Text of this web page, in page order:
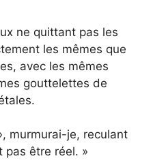
ne quittant pas les
les mêmes que
avec les mêmes
gouttelettes de
murmurai-je, reculant
pas être réel. »